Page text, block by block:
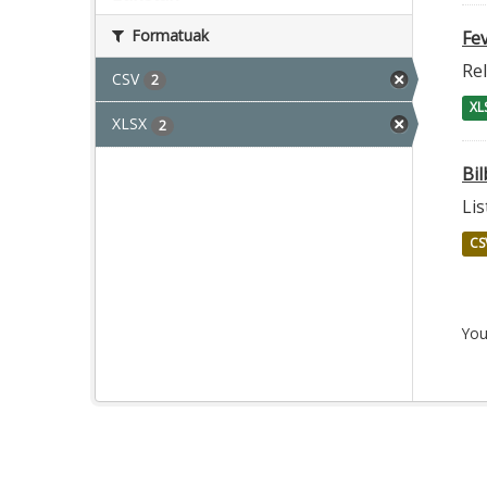
Formatuak
CSV 2
XLSX 2